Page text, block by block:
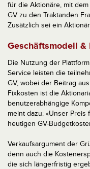
für die Aktionäre, mit
GV zu den Traktanden
Zusätzlich sei ein
Geschäftsmodell &
Die Nutzung der
Service leisten die
GV, wobei der Beitrag
Fixkosten ist die
benutzerabhängige
meint dazu: «Unser
heutigen GV-
Verkaufsargument der
denn auch die
die sich längerfristig